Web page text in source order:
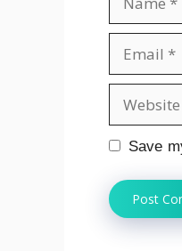
Email
Website
Save